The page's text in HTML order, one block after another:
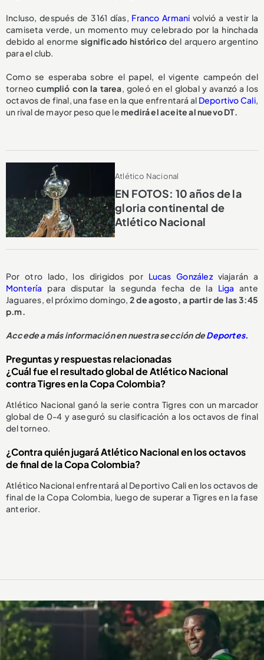
Incluso, después de 3161 días, Franco Armanivolvió a vestir la
camiseta verde, un momento muy celebrado por la hinchada
debido al enorme significado histórico del arquero argentino
para el club.
Como se esperaba sobre el papel, el vigente campeón del
torneocumplió con la tarea, goleó en el global y avanzó a los
octavos de final, una fase en la que enfrentará al Deportivo Cali,
un rival de mayor peso que lemedirá el aceite al nuevo DT.
Atlético Nacional
EN FOTOS: 10 años de la
gloria continental de
Atlético Nacional
Por otro lado, los dirigidos por Lucas González viajarán a
Montería para disputar la segunda fecha de la Liga ante
Jaguares, el próximo domingo, 2 de agosto, a partir de las 3:45
p.m.
Accede a más información en nuestra sección deDeportes.
Preguntas y respuestas relacionadas
¿Cuál fue el resultado global de Atlético Nacional
contra Tigres en la Copa Colombia?
Atlético Nacional ganó la serie contra Tigres con un marcador
global de 0-4 y aseguró su clasificación a los octavos de final
del torneo.
¿Contra quién jugará Atlético Nacional en los octavos
de final de la Copa Colombia?
Atlético Nacional enfrentará al Deportivo Cali en los octavos de
final de la Copa Colombia, luego de superar a Tigres en la fase
anterior.